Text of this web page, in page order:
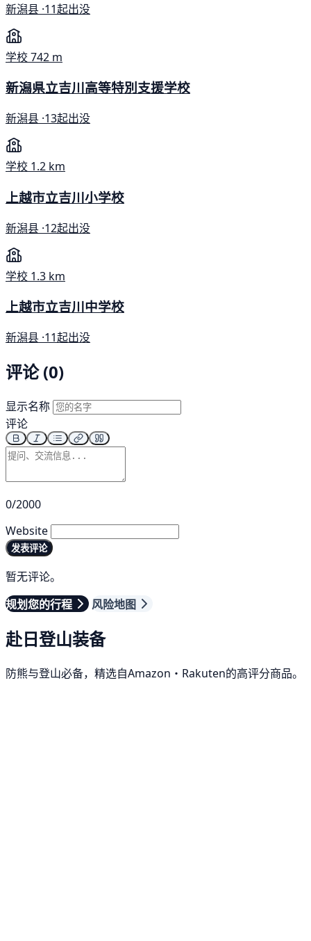
新潟县 ·11起出没
学校742 m
新潟県立吉川高等特別支援学校
新潟县 ·13起出没
学校 1.2 km
上越市立吉川小学校
新潟县 ·12起出没
学校 1.3 km
上越市立吉川中学校
新潟县 ·11起出没
评论 (0)
显示名称
评论
0/2000
Website
发表评论
暂无评论。
规划您的行程
风险地图
赴日登山装备
防熊与登山必备，精选自Amazon・Rakuten的高评分商品。